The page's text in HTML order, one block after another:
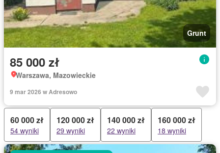
Grunt
85 000 zł
Warszawa, Mazowieckie
9 mar 2026 w Adresowo
60 000 zł
54 wyniki
120 000 zł
29 wyniki
140 000 zł
22 wyniki
160 000 zł
18 wyniki